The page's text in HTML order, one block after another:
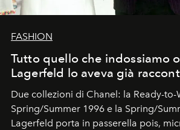
FASHION
Tutto quello che indossiamo
Lagerfeld lo aveva già
Due collezioni di Chanel: la Ready-to-
Spring/Summer 1996 e la Spring/
Lagerfeld porta in passerella pois,